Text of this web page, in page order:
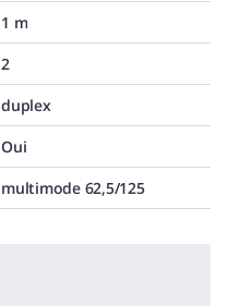
1 m
2
duplex
Oui
multimode 62,5/125